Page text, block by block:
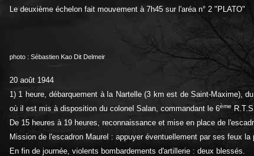
Le deuxième échelon fait mouvement à 7h45 sur l'aréa n° 2 "PLATO"
photo : Sébastien Kao Dit Delmeir
20 août 1944
1) 1 heure, débarquement à la Nartelle (3 km est de Saint-Maxime),
où il est mis à disposition du colonel Salan, commandant le 6ème R.T.S.
De 15 heures à 19 heures, reconnaissance et mise en place de
Mission de l'escadron Maurel : appuyer éventuellement par ses feux
En fin de journée, violents bombardements d'artillerie : deux blessés.